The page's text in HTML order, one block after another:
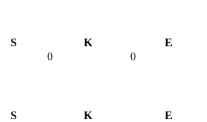
S K E
0 0
S K E